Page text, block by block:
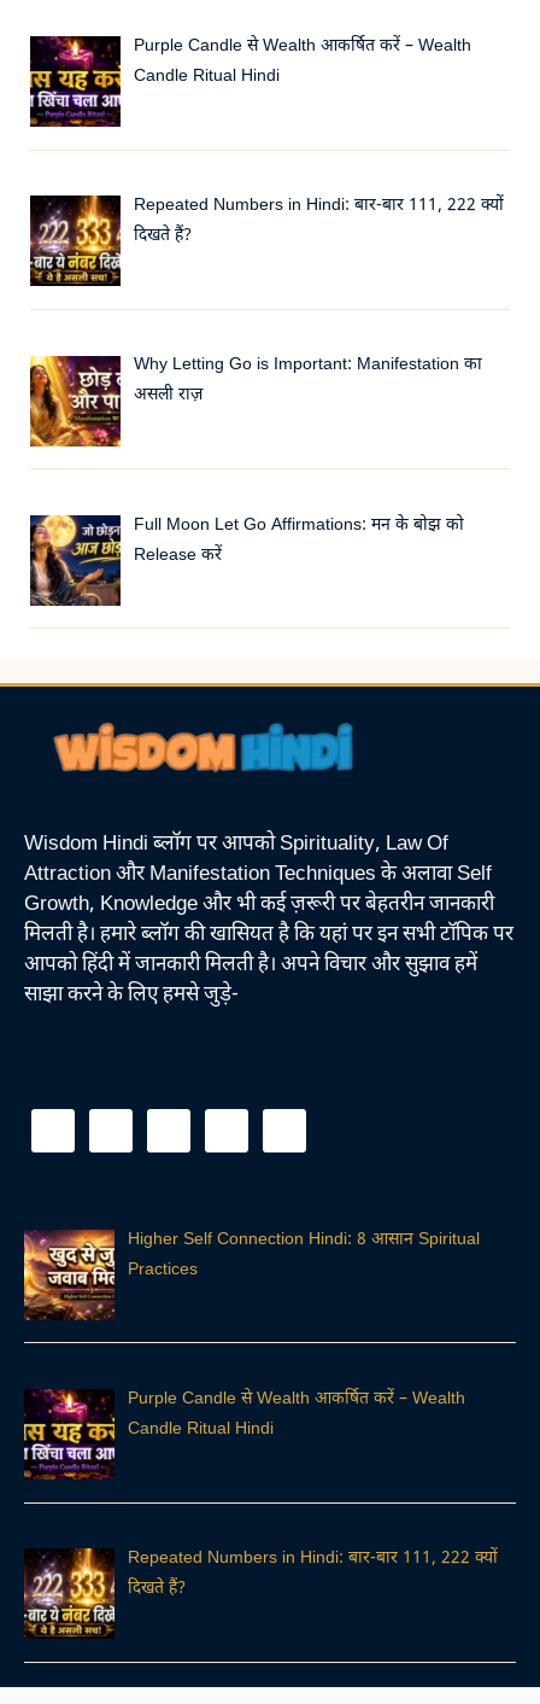
Purple Candle से Wealth आकर्षित करें – Wealth
Candle Ritual Hindi
Repeated Numbers in Hindi: बार-बार 111, 222 क्यों
दिखते हैं?
Why Letting Go is Important: Manifestation का
असली राज़
Full Moon Let Go Affirmations: मन के बोझ को
Release करें
Wisdom Hindi ब्लॉग पर आपको Spirituality, Law Of
Attraction और Manifestation Techniques के अलावा Self
Growth, Knowledge और भी कई ज़रूरी पर बेहतरीन जानकारी
मिलती है। हमारे ब्लॉग की खासियत है कि यहां पर इन सभी टॉपिक पर
आपको हिंदी में जानकारी मिलती है। अपने विचार और सुझाव हमें
साझा करने के लिए हमसे जुड़े-
Higher Self Connection Hindi: 8 आसान Spiritual
Practices
Purple Candle से Wealth आकर्षित करें – Wealth
Candle Ritual Hindi
Repeated Numbers in Hindi: बार-बार 111, 222 क्यों
दिखते हैं?